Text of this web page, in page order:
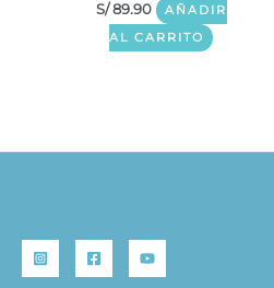
S/89.90
AÑADIR
AL CARRITO